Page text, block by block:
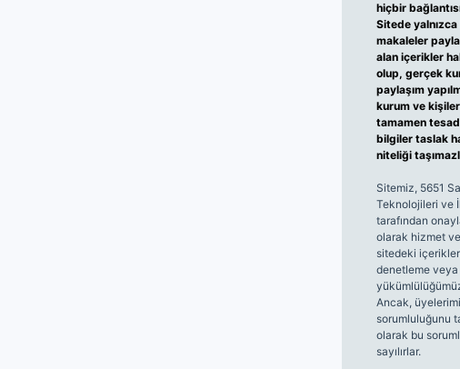
hiçbir
Sitede yalnızca
makaleler
alan içerikler
olup, gerçek
paylaşım
kurum ve
tamamen
bilgiler taslak
niteliği
Sitemiz, 5651
Teknolojileri ve
tarafından
olarak hizmet
sitedeki
denetleme veya
Ancak,
sorumluluğunu
olarak bu
sayılırlar.